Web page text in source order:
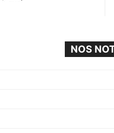
NOS